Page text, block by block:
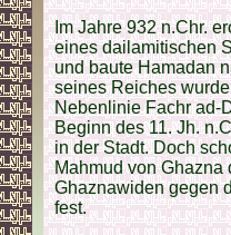
Im Jahre 932 n.Chr.
eines dailamitischen
und baute Hamadan
seines Reiches
Nebenlinie Fachr ad-
Beginn des 11. Jh.
in der Stadt. Doch
Mahmud von
Ghaznawiden gegen
fest.